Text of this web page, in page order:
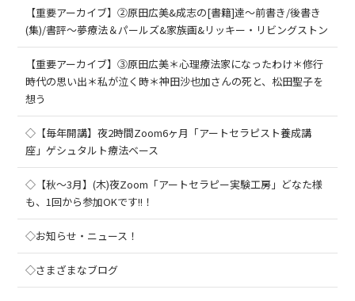
【重要アーカイブ】②原田広美&成志の[書籍]達～前書き/後書き
(集)/書評～夢療法＆パールズ&家族画&リッキー・リビングストン
【重要アーカイブ】③原田広美＊心理療法家になったわけ＊修行
時代の思い出＊私が泣く時＊神田沙也加さんの死と、松田聖子を
想う
◇【毎年開講】夜2時間Zoom6ヶ月「アートセラピスト養成講
座」ゲシュタルト療法ベース
◇【秋～3月】(木)夜Zoom「アートセラピー実験工房」どなた様
も、1回から参加OKです!!！
◇お知らせ・ニュース！
◇さまざまなブログ